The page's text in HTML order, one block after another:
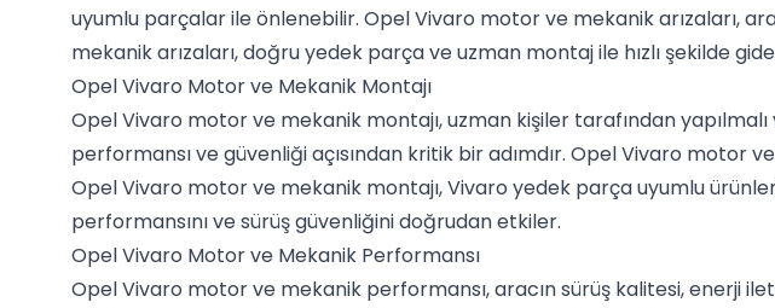
uyumlu parçalar ile önlenebilir. Opel Vivaro motor ve mekanik arızaları,
mekanik arızaları, doğru yedek parça ve uzman montaj ile hızlı şekilde
Opel Vivaro Motor ve Mekanik Montajı
Opel Vivaro motor ve mekanik montajı, uzman kişiler tarafından
performansı ve güvenliği açısından kritik bir adımdır. Opel Vivaro motor
Opel Vivaro motor ve mekanik montajı, Vivaro yedek parça uyumlu
performansını ve sürüş güvenliğini doğrudan etkiler.
Opel Vivaro Motor ve Mekanik Performansı
Opel Vivaro motor ve mekanik performansı, aracın sürüş kalitesi, enerji